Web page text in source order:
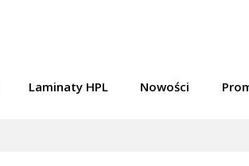
Laminaty HPL Nowości